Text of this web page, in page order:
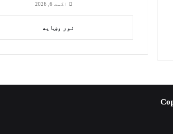
اگست 6, 2026
نور وښایه